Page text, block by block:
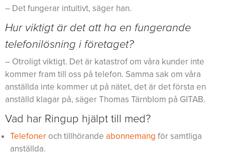
– Det fungerar intuitivt, säger han.
Hur viktigt är det att ha en fungerande
telefonilösning i företaget?
– Otroligt viktigt. Det är katastrof om våra kunder inte
kommer fram till oss på telefon. Samma sak om våra
anställda inte kommer ut på nätet, det är det första en
anställd klagar på, säger Thomas Tärnblom på GITAB.
Vad har Ringup hjälpt till med?
Telefoner och tillhörande abonnemang för samtliga
anställda.